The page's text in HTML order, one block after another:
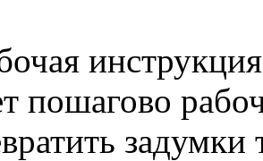
пошагово
задумки